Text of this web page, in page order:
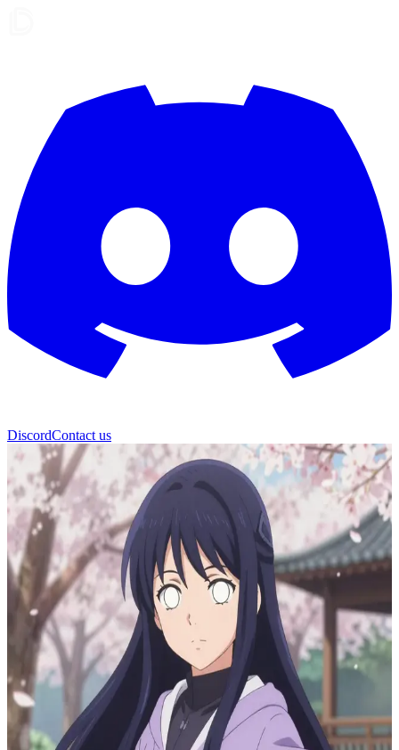
DiscordContact us